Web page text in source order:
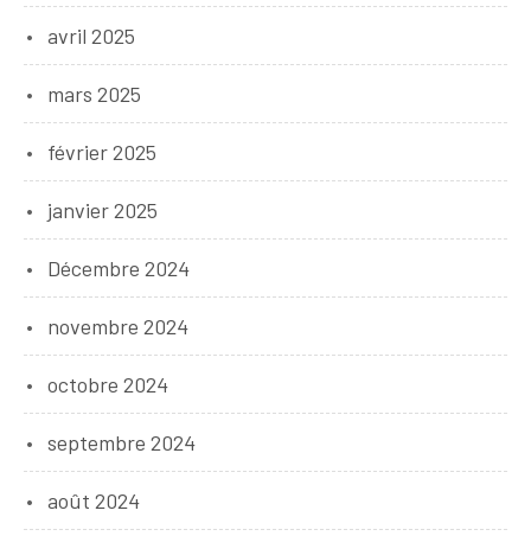
avril 2025
mars 2025
février 2025
janvier 2025
Décembre 2024
novembre 2024
octobre 2024
septembre 2024
août 2024